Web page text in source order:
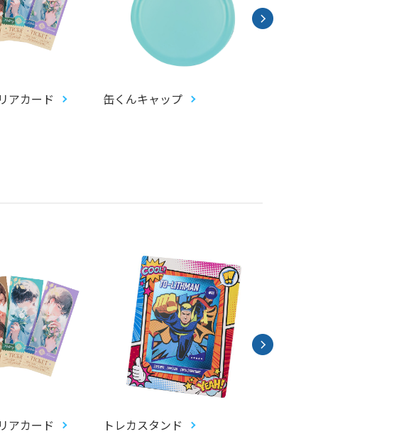
アカード 缶くんキャップ
アカード トレカスタンド